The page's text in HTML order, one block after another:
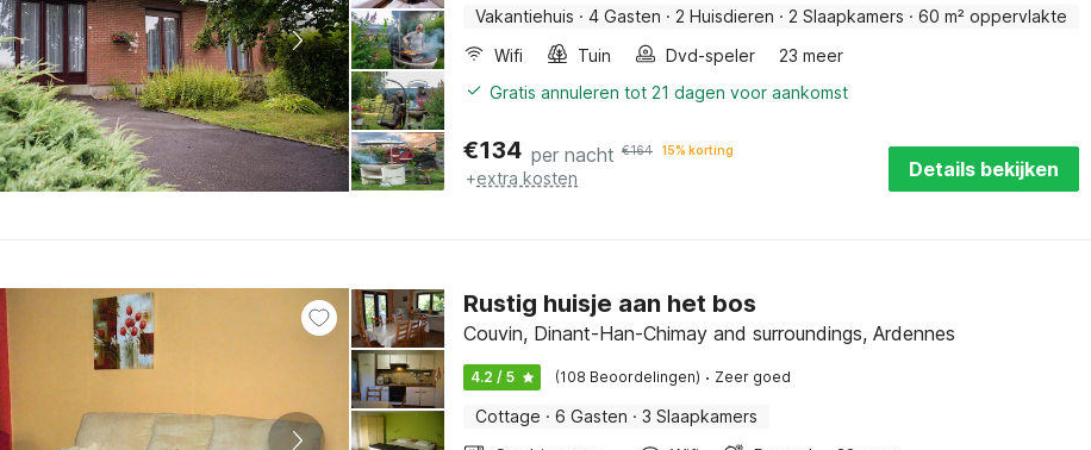
Vakantiehuis · 4 Gasten · 2 Huisdieren · 2 Slaapkamers · 60 m² oppervlakte
Wifi
Tuin Dvd-speler
23 meer
Gratis annuleren tot 21 dagen voor aankomst
€134 per nacht €164 15% korting
+extra kosten Details bekijken
Rustig huisje aan het bos
Couvin, Dinant-Han-Chimay and surroundings, Ardennes
4.2 / 5 (108 Beoordelingen) · Zeer goed
Cottage · 6 Gasten · 3 Slaapkamers